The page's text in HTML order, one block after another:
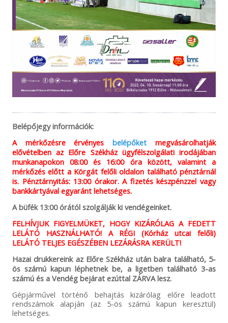
Belépőjegy információk:
A mérkőzésre érvényesbelépőket megvásárolhatják
elővételben az Előre Székház ügyfélszolgálati irodájában
munkanapokon 08:00 és 16:00 óra között, valamint a
mérkőzés előtt a Körgát felőli oldalon található pénztárnál
is. Pénztárnyitás: 13:00 órakor. A fizetés készpénzzel vagy
bankkártyával egyaránt lehetséges.
A büfék 13:00 órától szolgálják ki vendégeinket.
FELHÍVJUK FIGYELMÜKET, HOGY KIZÁRÓLAG A FEDETT
LELÁTÓ HASZNÁLHATÓ! A RÉGI (Kórház utcai felőli)
LELÁTÓ TELJES EGÉSZÉBEN LEZÁRÁSRA KERÜLT!
Hazai drukkereink az Előre Székház után balra található, 5-
ös számú kapun léphetnek be, a ligetben található 3-as
számú és a Vendég bejárat ezúttal ZÁRVA lesz.
Gépjárművel történő behajtás kizárólag előre leadott
rendszámok alapján (az 5-ös számú kapun keresztül)
lehetséges.